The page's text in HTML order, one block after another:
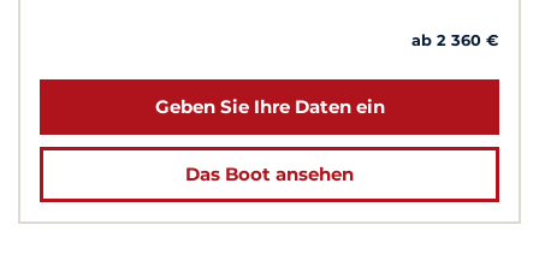
ab 2 360 €
Geben Sie Ihre Daten ein
Das Boot ansehen